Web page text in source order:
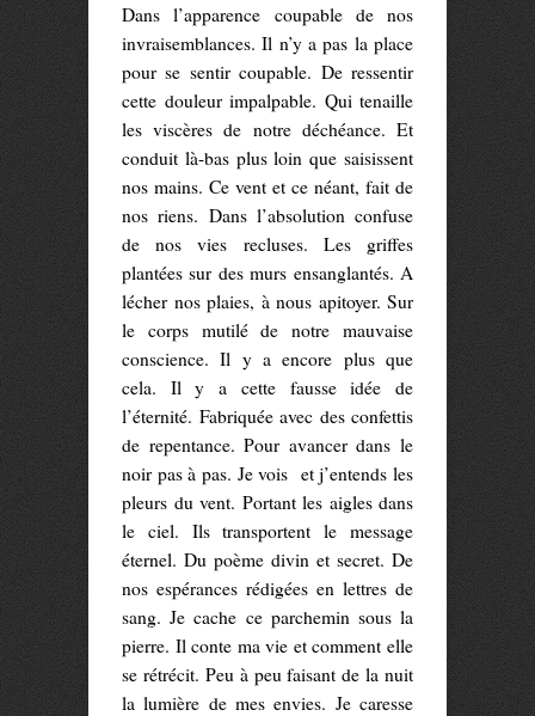
Dans l’apparence coupable de nos
invraisemblances. Il n’y a pas la place
pour se sentir coupable. De ressentir
cette douleur impalpable. Qui tenaille
les viscères de notre déchéance. Et
conduit là-bas plus loin que saisissent
nos mains. Ce vent et ce néant, fait de
nos riens. Dans l’absolution confuse
de nos vies recluses. Les griffes
plantées sur des murs ensanglantés. A
lécher nos plaies, à nous apitoyer. Sur
le corps mutilé de notre mauvaise
conscience. Il y a encore plus que
cela. Il y a cette fausse idée de
l’éternité. Fabriquée avec des confettis
de repentance. Pour avancer dans le
noir pas à pas. Je vois et j’entends les
pleurs du vent. Portant les aigles dans
le ciel. Ils transportent le message
éternel. Du poème divin et secret. De
nos espérances rédigées en lettres de
sang. Je cache ce parchemin sous la
pierre. Il conte ma vie et comment elle
se rétrécit. Peu à peu faisant de la nuit
la lumière de mes envies. Je caresse